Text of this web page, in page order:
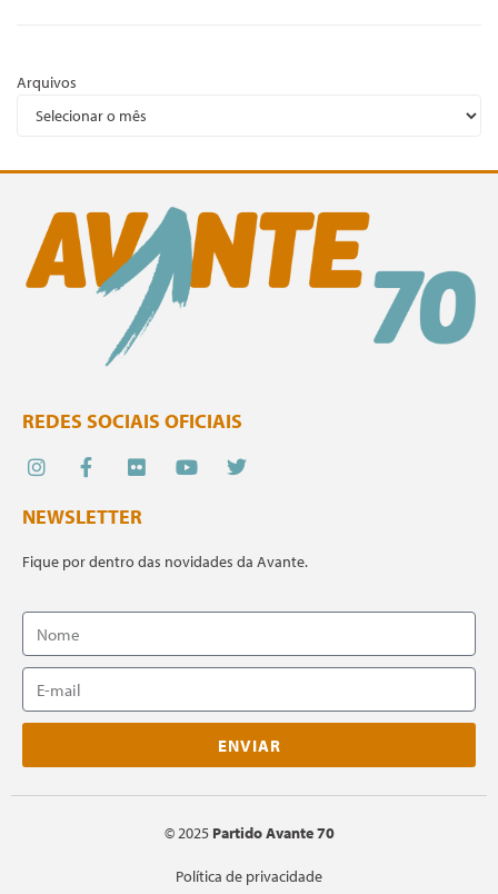
Arquivos
REDES SOCIAIS OFICIAIS
NEWSLETTER
Fique por dentro das novidades da Avante.
ENVIAR
©2025Partido Avante 70
Política de privacidade